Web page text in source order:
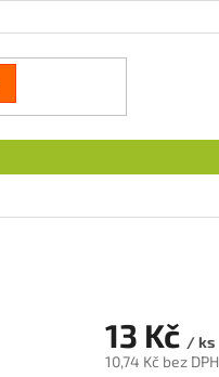
13 Kč / ks
10,74 Kč bez DPH